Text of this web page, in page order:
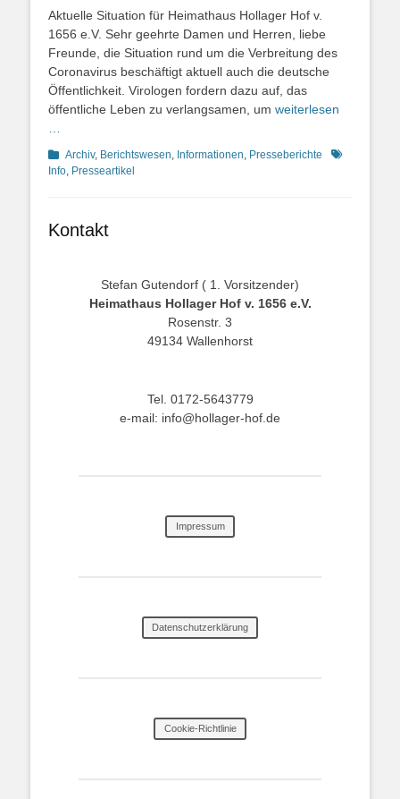
Aktuelle Situation für Heimathaus Hollager Hof v.
1656 e.V. Sehr geehrte Damen und Herren, liebe
Freunde, die Situation rund um die Verbreitung des
Coronavirus beschäftigt aktuell auch die deutsche
Öffentlichkeit. Virologen fordern dazu auf, das
öffentliche Leben zu verlangsamen, um weiterlesen
Kategorien
Archiv, Berichtswesen, Informationen, Presseberichte
Schlagworte
Info, Presseartikel
Kontakt
Stefan Gutendorf ( 1. Vorsitzender)
Heimathaus Hollager Hof v. 1656 e.V.
Rosenstr. 3
49134 Wallenhorst
Tel. 0172-5643779
e-mail: info@hollager-hof.de
Impressum
Datenschutzerklärung
Cookie-Richtlinie